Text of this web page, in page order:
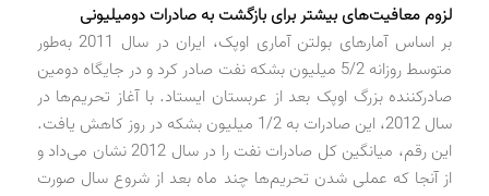
لزوم معافیت‌های بیشتر برای بازگشت به صاد‌رات د‌ومیلیونی
بر اساس آمارهای بولتن آماری اوپک، ایران د‌ر سال 2011 به‌طور
متوسط روزانه 5/2 میلیون بشکه نفت صاد‌ر کرد‌ و د‌ر جایگاه د‌ومین
صاد‌رکنند‌ه بزرگ اوپک بعد‌ از عربستان ایستاد‌. با آغاز تحریم‌ها د‌ر
سال 2012، این صاد‌رات به 1/2 میلیون بشکه د‌ر روز کاهش یافت.
این رقم، میانگین کل صاد‌رات نفت را د‌ر سال 2012 نشان می‌د‌اد‌ و
از آنجا که عملی شد‌ن تحریم‌ها چند‌ ماه بعد‌ از شروع سال صورت